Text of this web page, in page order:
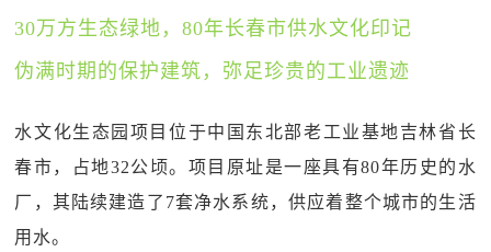
30万方生态绿地，80年长春市供水文化印记
伪满时期的保护建筑，弥足珍贵的工业遗迹
水文化生态园项目位于中国东北部老工业基地吉林省长
春市，占地32公顷。项目原址是一座具有80年历史的水
厂，其陆续建造了7套净水系统，供应着整个城市的生活
用水。